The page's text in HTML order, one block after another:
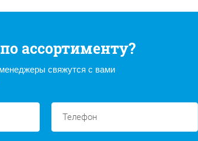
ассортименту?
свяжутся с вами